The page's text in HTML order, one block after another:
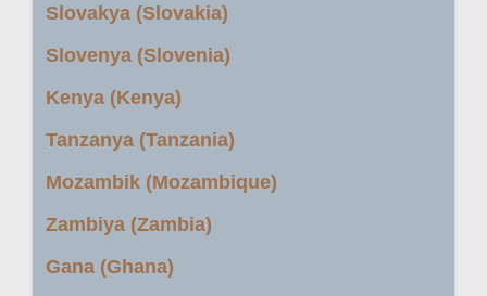
Slovakya (Slovakia)
Slovenya (Slovenia)
Kenya (Kenya)
Tanzanya (Tanzania)
Mozambik (Mozambique)
Zambiya (Zambia)
Gana (Ghana)